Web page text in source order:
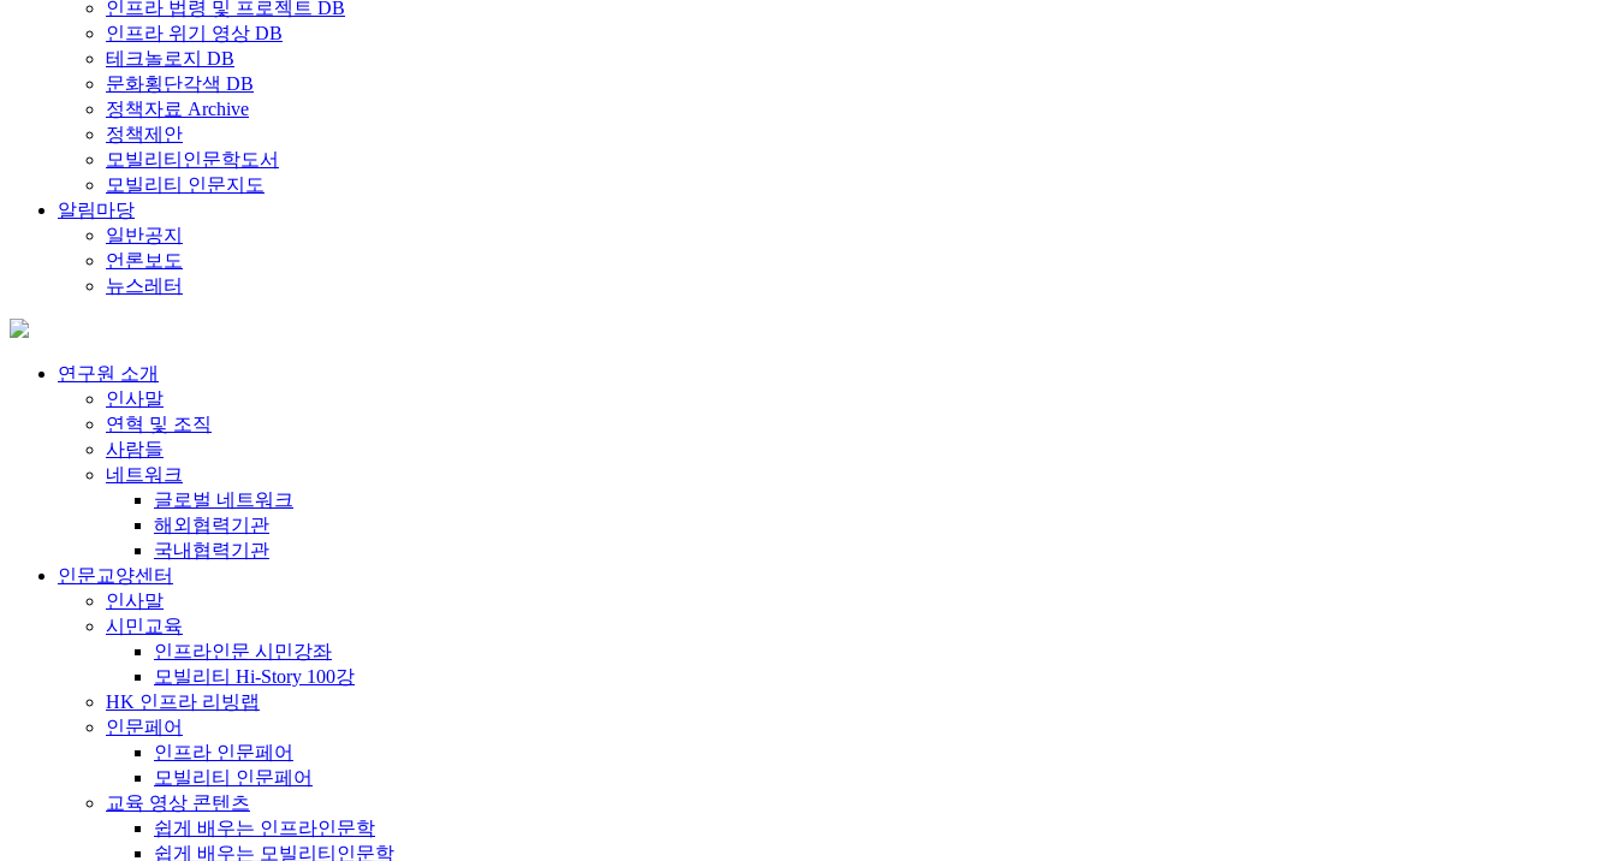
인프라 법령 및 프로젝트 DB
인프라 위기 영상 DB
테크놀로지 DB
문화횡단각색 DB
정책자료 Archive
정책제안
모빌리티인문학도서
모빌리티 인문지도
알림마당
일반공지
언론보도
뉴스레터
연구원 소개
인사말
연혁 및 조직
사람들
네트워크
글로벌 네트워크
해외협력기관
국내협력기관
인문교양센터
인사말
시민교육
인프라인문 시민강좌
모빌리티 Hi-Story 100강
HK 인프라 리빙랩
인문페어
인프라 인문페어
모빌리티 인문페어
교육 영상 콘텐츠
쉽게 배우는 인프라인문학
쉽게 배우는 모빌리티인문학